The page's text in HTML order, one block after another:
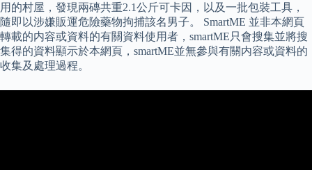
用的村屋，發現兩磚共重2.1公斤可卡因，以及一批包裝工具，
隨即以涉嫌販運危險藥物拘捕該名男子。 SmartME 並非本網頁
轉載的内容或資料的有關資料使用者，smartME只會搜集並將搜
集得的資料顯示於本網頁，smartME並無參與有關内容或資料的
收集及處理過程。